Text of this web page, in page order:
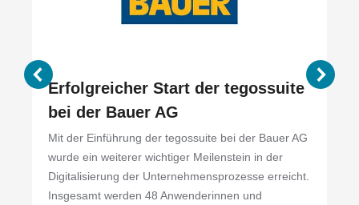
Erfolgreicher Start der tegossuite
bei der Bauer AG
Mit der Einführung der tegossuite bei der Bauer AG
wurde ein weiterer wichtiger Meilenstein in der
Digitalisierung der Unternehmensprozesse erreicht.
Insgesamt werden 48 Anwenderinnen und